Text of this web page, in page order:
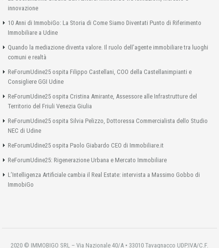
innovazione
10 Anni di ImmobiGo: La Storia di Come Siamo Diventati Punto di Riferimento
Immobiliare a Udine
Quando la mediazione diventa valore. Il ruolo dell’agente immobiliare tra luoghi
comuni e realtà
ReForumUdine25 ospita Filippo Castellani, COO della Castellanimpianti e
Consigliere GGI Udine
ReForumUdine25 ospita Cristina Amirante, Assessore alle Infrastrutture del
Territorio del Friuli Venezia Giulia
ReForumUdine25 ospita Silvia Pelizzo, Dottoressa Commercialista dello Studio
NEC di Udine
ReForumUdine25 ospita Paolo Giabardo CEO di Immobiliare.it
ReForumUdine25: Rigenerazione Urbana e Mercato Immobiliare
L’Intelligenza Artificiale cambia il Real Estate: intervista a Massimo Gobbo di
ImmobiGo
2020 © IMMOBIGO SRL – Via Nazionale 40/A • 33010 Tavagnacco UDP.IVA/C.F.